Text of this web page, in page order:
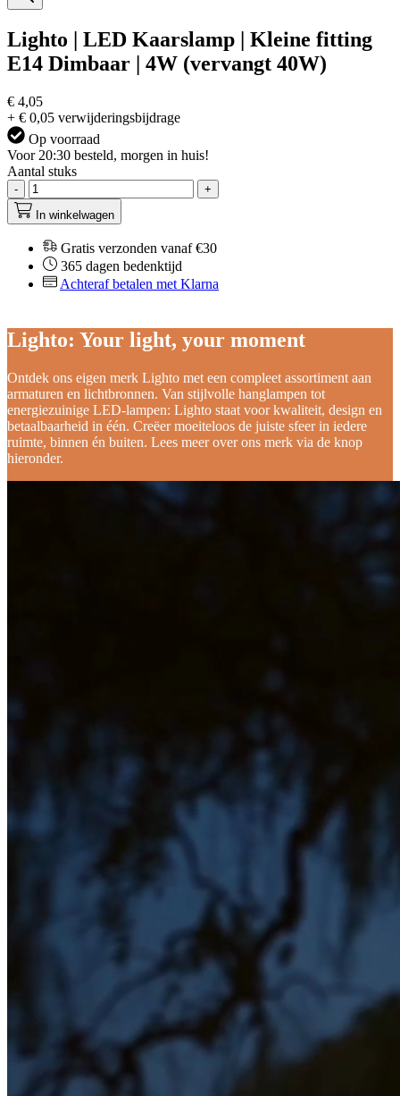
Lighto | LED Kaarslamp | Kleine fitting
E14 Dimbaar | 4W (vervangt 40W)
€ 4,05
+ € 0,05 verwijderingsbijdrage
Op voorraad
Voor 20:30 besteld, morgen in huis!
Aantal stuks
-
+
In winkelwagen
Gratis verzonden vanaf €30
365 dagen bedenktijd
Achteraf betalen met Klarna
Lighto: Your light, your moment
Ontdek ons eigen merk Lighto met een compleet assortiment aan
armaturen en lichtbronnen. Van stijlvolle hanglampen tot
energiezuinige LED-lampen: Lighto staat voor kwaliteit, design en
betaalbaarheid in één. Creëer moeiteloos de juiste sfeer in iedere
ruimte, binnen én buiten. Lees meer over ons merk via de knop
hieronder.